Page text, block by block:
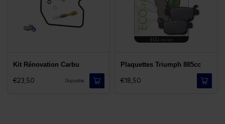
Kit Rénovation Carbu
€23,50 Disponible
Plaquettes Triumph 885cc
€18,50 -